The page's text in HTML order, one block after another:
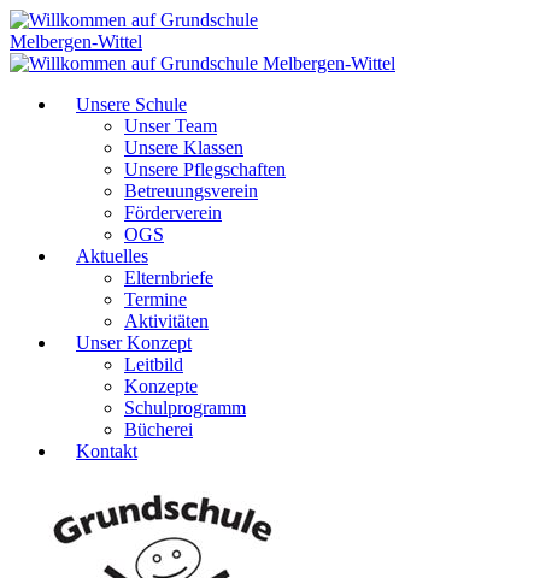
Unsere Schule
Unser Team
Unsere Klassen
Unsere Pflegschaften
Betreuungsverein
Förderverein
OGS
Aktuelles
Elternbriefe
Termine
Aktivitäten
Unser Konzept
Leitbild
Konzepte
Schulprogramm
Bücherei
Kontakt